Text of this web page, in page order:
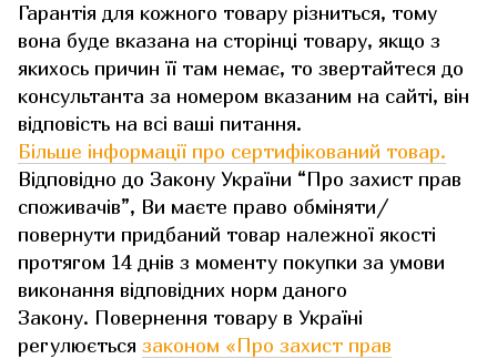
Гарантія для кожного товару різниться, тому
вона буде вказана на сторінці товару, якщо з
якихось причин її там немає, то звертайтеся до
консультанта за номером вказаним на сайті, він
відповість на всі ваші питання.
Більше інформації про сертифікований товар.
Відповідно до Закону України “Про захист прав
споживачів”, Ви маєте право обміняти/
повернути придбаний товар належної якості
протягом 14 днів з моменту покупки за умови
виконання відповідних норм даного
Закону. Повернення товару в Україні
регулюється законом «Про захист прав